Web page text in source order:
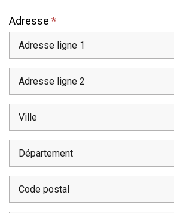
Adresse *
Postal